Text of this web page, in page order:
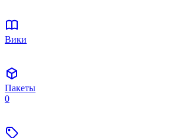
Вики
Пакеты
0